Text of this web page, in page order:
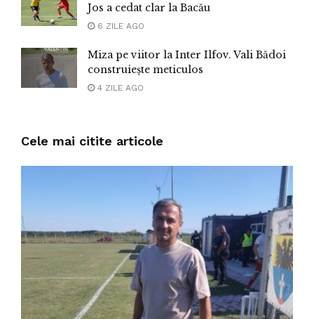
Jos a cedat clar la Bacău
6 ZILE AGO
Miza pe viitor la Inter Ilfov. Vali Bădoi
construiește meticulos
4 ZILE AGO
Cele mai citite articole